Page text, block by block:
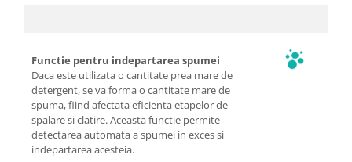
Functie pentru indepartarea spumei
Daca este utilizata o cantitate prea mare de
detergent, se va forma o cantitate mare de
spuma, fiind afectata eficienta etapelor de
spalare si clatire. Aceasta functie permite
detectarea automata a spumei in exces si
indepartarea acesteia.